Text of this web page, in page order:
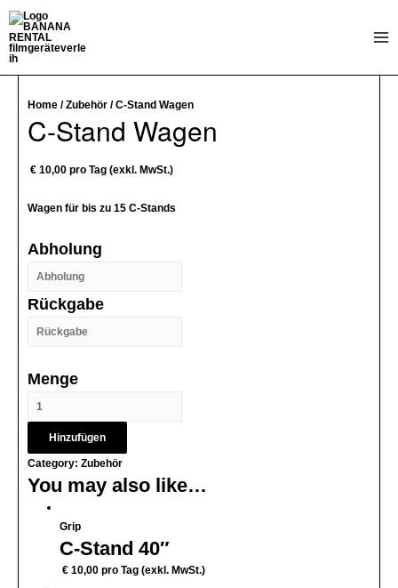
Zum
Inhalt
springen
Home /Zubehör / C-Stand Wagen
C-Stand Wagen
€ 10,00 pro Tag (exkl. MwSt.)
Wagen für bis zu 15 C-Stands
Abholung
Rückgabe
Menge
Hinzufügen
Category: Zubehör
You may also like…
Grip
C-Stand 40″
€ 10,00 pro Tag (exkl. MwSt.)